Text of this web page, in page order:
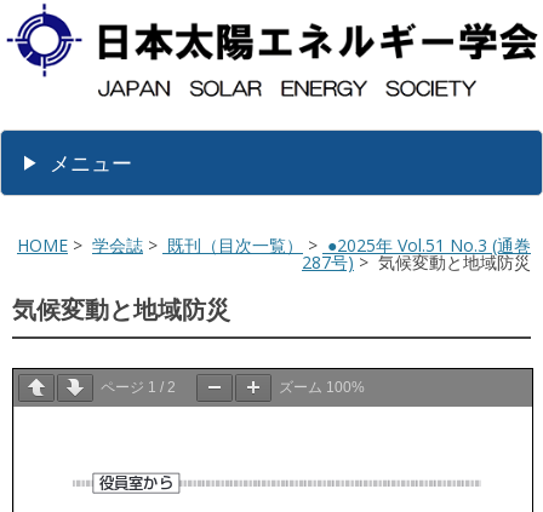
メニュー
HOME > 学会誌 > 既刊（目次一覧） > ●2025年 Vol.51 No.3 (通巻
287号) > 気候変動と地域防災
気候変動と地域防災
ページ 1 / 2 ズーム 100%